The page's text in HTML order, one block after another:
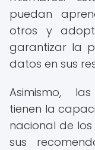
puedan
otros y
garantizar la
datos en sus
Asimismo,
tienen la
nacional de
sus